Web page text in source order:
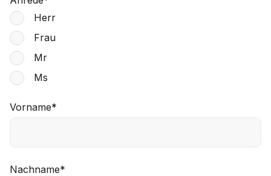
Herr
Frau
Mr
Ms
Vorname*
Nachname*